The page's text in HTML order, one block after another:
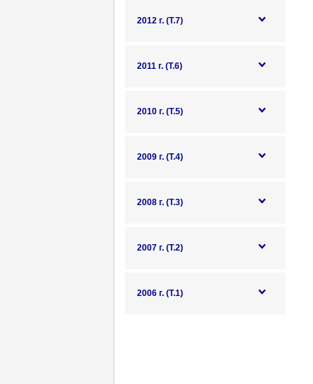
2012 г. (Т.7)
2011 г. (Т.6)
2010 г. (Т.5)
2009 г. (Т.4)
2008 г. (Т.3)
2007 г. (Т.2)
2006 г. (Т.1)